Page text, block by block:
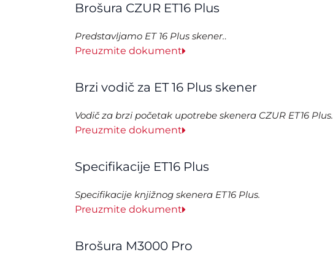
Brošura CZUR ET16 Plus
Predstavljamo ET 16 Plus skener..
Preuzmite dokument
Brzi vodič za ET 16 Plus skener
Vodič za brzi početak upotrebe skenera CZUR ET16 Plus.
Preuzmite dokument
Specifikacije ET16 Plus
Specifikacije knjižnog skenera ET16 Plus.
Preuzmite dokument
Brošura M3000 Pro